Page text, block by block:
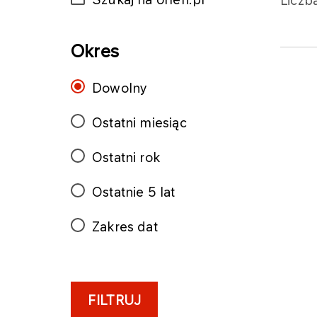
Okres
Dowolny
Ostatni miesiąc
Ostatni rok
Ostatnie 5 lat
Zakres dat
FILTRUJ